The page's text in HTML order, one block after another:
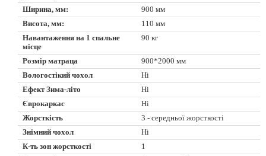
Ширина, мм:
900 мм
Висота, мм:
110 мм
Навантаження на 1 спальне
місце
90 кг
Розмір матраца
900*2000 мм
Вологостікий чохол
Ні
Ефект Зима-літо
Ні
Єврокаркас
Ні
Жорсткість
3 - середньої жорсткості
Знімний чохол
Ні
К-ть зон жорсткості
1